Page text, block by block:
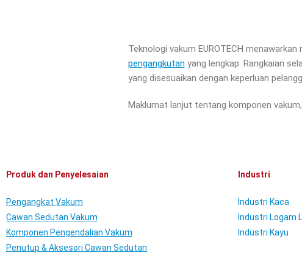
Teknologi vakum EUROTECH
pengangkutan yang lengkap. Rangkaian
yang disesuaikan dengan keperluan
Maklumat lanjut tentang komponen
Produk dan Penyelesaian
Pengangkat Vakum
Cawan Sedutan Vakum
Komponen Pengendalian Vakum
Penutup & Aksesori Cawan Sedutan
Industri
Industri Kaca
Industri Logam
Industri Kayu